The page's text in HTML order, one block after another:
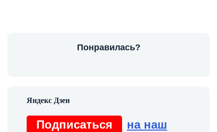
Понравилась?
Подписаться
на наш